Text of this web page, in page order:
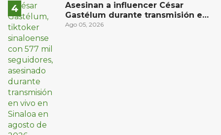
Asesinan a influencer César
Gastélum durante transmisión en
vivo en Sinaloa
Ago 05, 2026